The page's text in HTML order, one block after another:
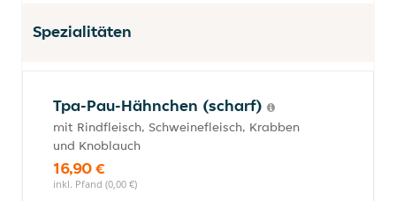
Spezialitäten
Tpa-Pau-Hähnchen (scharf)
mit Rindfleisch, Schweinefleisch, Krabben
und Knoblauch
16,90 €
inkl. Pfand (0,00 €)